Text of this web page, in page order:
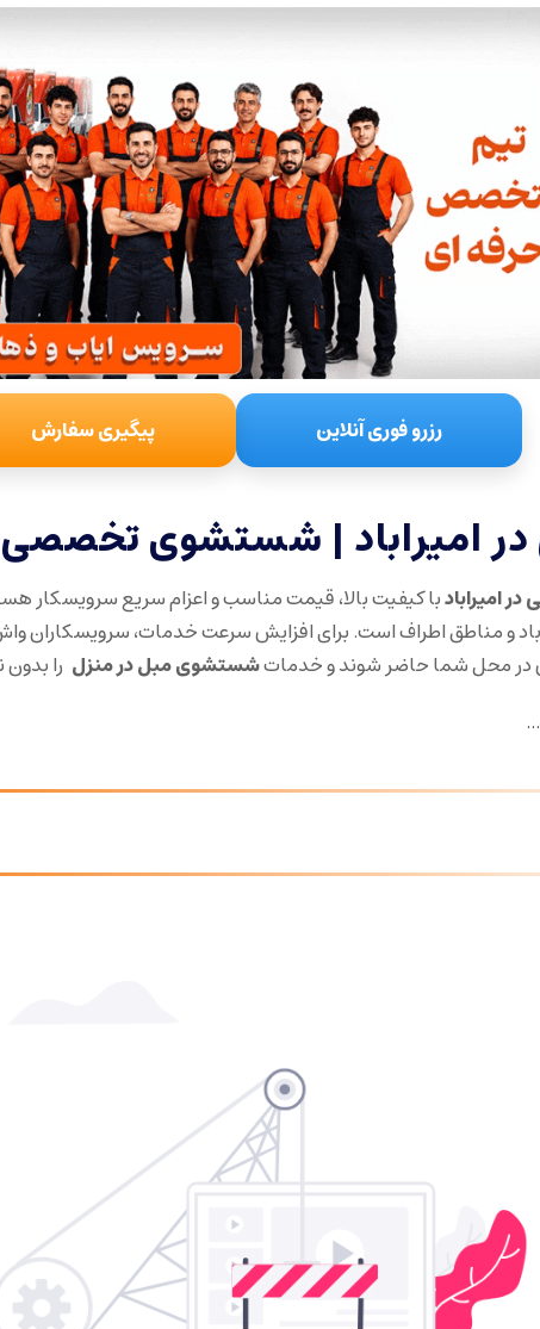
رزرو فوری آنلاین پیگیری سفارش
امیراباد | شستشوی
امیرابادبا کیفیت بالا، قیمت مناسب و اعزام سریع سرویسکار
و مناطق اطراف است. برای افزایش سرعت خدمات، سرویسکاران
در محل شما حاضر شوند و خدماتشستشوی مبل در منزل را